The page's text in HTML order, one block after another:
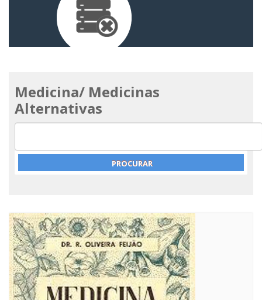
Medicina/ Medicinas
Alternativas